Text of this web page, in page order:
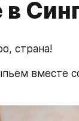
страна!
вместе